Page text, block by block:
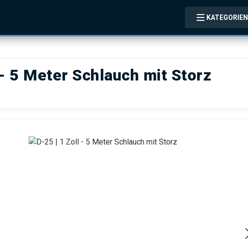
KATEGORIEN
5 Meter Schlauch mit Storz